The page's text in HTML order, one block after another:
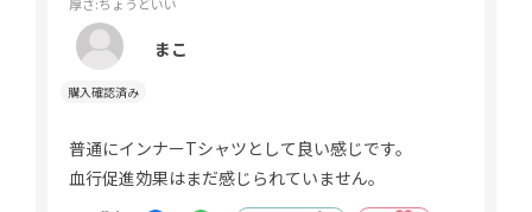
まこ
普通にインナーTシャツとして良い感じです。
血行促進効果はまだ感じられていません。